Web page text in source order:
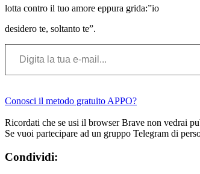
lotta contro il tuo amore eppura grida:”io
desidero te, soltanto te”.
Digita la tua e-mail…
Conosci il metodo gratuito APPO?
Ricordati che se usi il browser Brave non vedrai
Se vuoi partecipare ad un gruppo Telegram di
Condividi: